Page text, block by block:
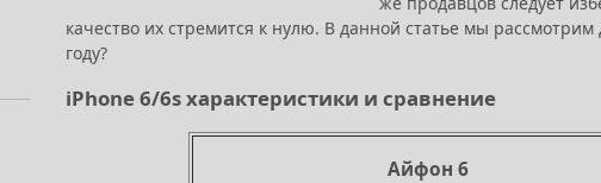
качество их стремится к нулю. В данной статье мы
году?
iPhone 6/6s характеристики и сравнение
Айфон 6